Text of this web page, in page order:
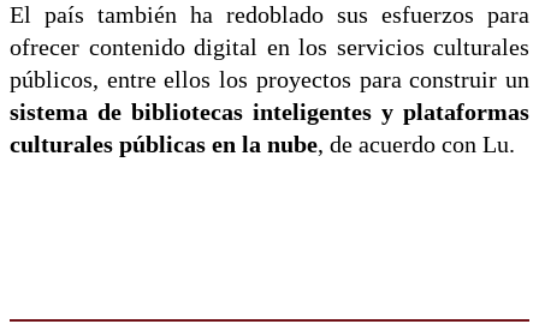
El país también ha redoblado sus esfuerzos para
ofrecer contenido digital en los servicios culturales
públicos, entre ellos los proyectos para construir un
sistema de bibliotecas inteligentes y plataformas
culturales públicas en la nube, de acuerdo con Lu.